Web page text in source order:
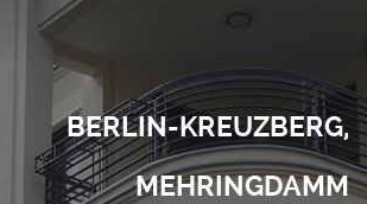
BERLIN-KREUZBERG,
MEHRINGDAMM